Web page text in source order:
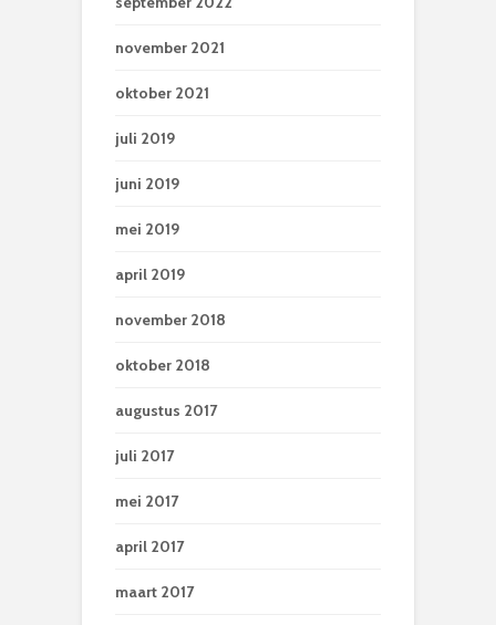
november 2021
oktober 2021
juli 2019
juni 2019
mei 2019
april 2019
november 2018
oktober 2018
augustus 2017
juli 2017
mei 2017
april 2017
maart 2017